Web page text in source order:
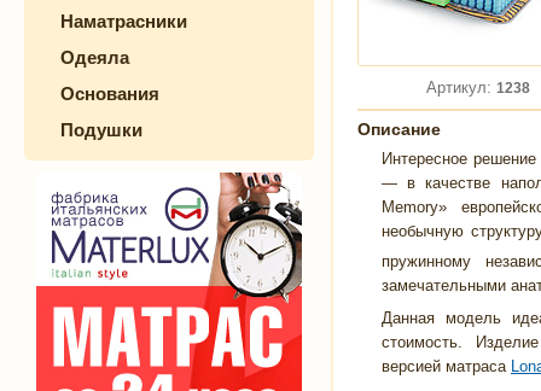
Артикул: 1238
Описание
Интересное
— в качестве
Memory»
необычную
пружинному
замечательными
Данная модель
стоимость.
версией матраса
Наматрасники
Одеяла
Основания
Подушки